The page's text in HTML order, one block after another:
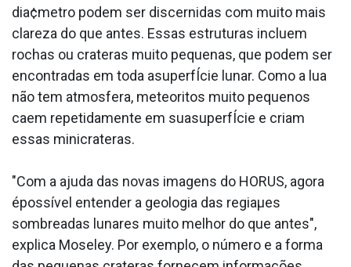
dia¢metro podem ser discernidas com muito mais
clareza do que antes. Essas estruturas incluem
rochas ou crateras muito pequenas, que podem ser
encontradas em toda asuperfÍcie lunar. Como a lua
não tem atmosfera, meteoritos muito pequenos
caem repetidamente em suasuperfÍcie e criam
essas minicrateras.
"Com a ajuda das novas imagens do HORUS, agora
épossí­vel entender a geologia das regiaµes
sombreadas lunares muito melhor do que antes",
explica Moseley. Por exemplo, o número e a forma